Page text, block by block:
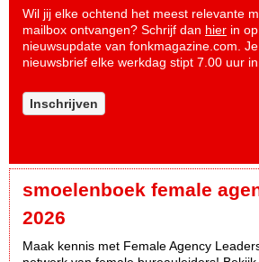
Wil jij elke ochtend het meest relevante
mailbox ontvangen? Schrijf dan hier in
nieuwsupdate van fonkmagazine.com.
nieuwsbrief elke werkdag stipt 7.00 uur
Inschrijven
smoelenboek female
2026
Maak kennis met Female Agency